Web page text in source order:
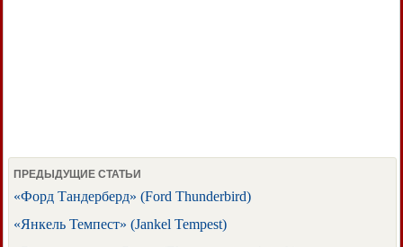
ПРЕДЫДУЩИЕ СТАТЬИ
«Форд Тандерберд» (Ford Thunderbird)
«Янкель Темпест» (Jankel Tempest)